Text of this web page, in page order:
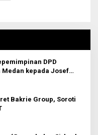
DPD
Medan kepada Josef
Bakrie Group, Soroti